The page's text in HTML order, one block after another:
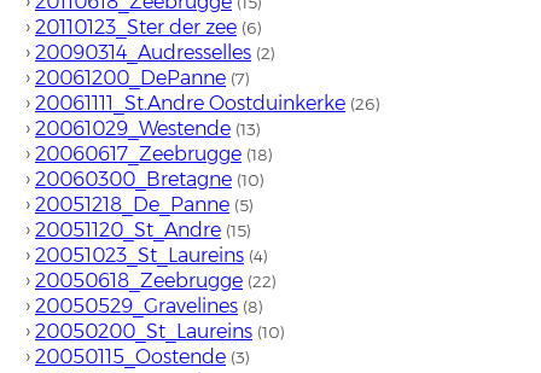
› 20110123_Ster der zee (6)
› 20090314_Audresselles (2)
› 20061200_DePanne (7)
› 20061111_St.Andre Oostduinkerke (26)
› 20061029_Westende (13)
› 20060617_Zeebrugge (18)
› 20060300_Bretagne (10)
› 20051218_De_Panne (5)
› 20051120_St_Andre (15)
› 20051023_St_Laureins (4)
› 20050618_Zeebrugge (22)
› 20050529_Gravelines (8)
› 20050200_St_Laureins (10)
› 20050115_Oostende (3)